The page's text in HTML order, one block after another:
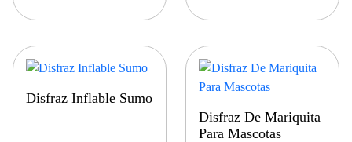
Disfraz Inflable Sumo
Disfraz De Mariquita
Para Mascotas